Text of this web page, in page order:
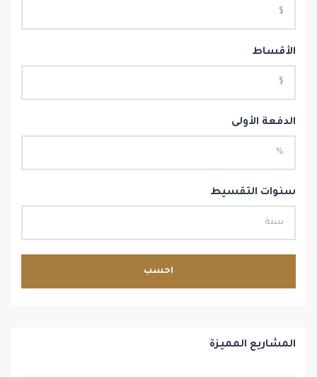
الأقساط
الدفعة الأولى
سنوات التقسيط
احسب
المشاريع المميزة